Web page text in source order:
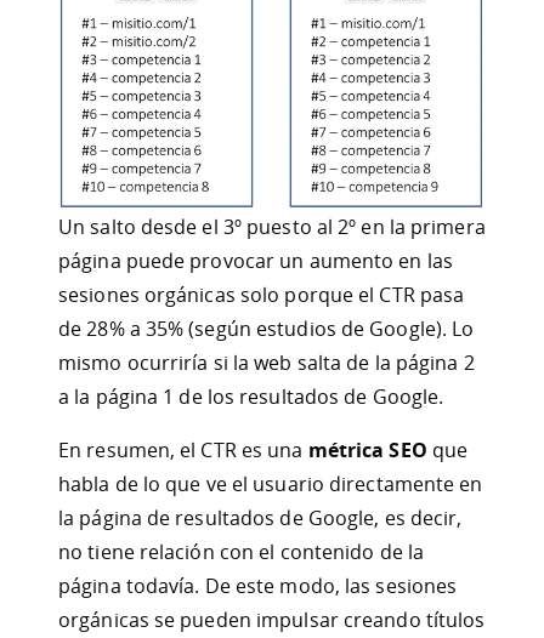
Un salto desde el 3º puesto al 2º en la primera
página puede provocar un aumento en las
sesiones orgánicas solo porque el CTR pasa
de 28% a 35% (según estudios de Google). Lo
mismo ocurriría si la web salta de la página 2
a la página 1 de los resultados de Google.
En resumen, el CTR es una métrica SEO que
habla de lo que ve el usuario directamente en
la página de resultados de Google, es decir,
no tiene relación con el contenido de la
página todavía. De este modo, las sesiones
orgánicas se pueden impulsar creando títulos